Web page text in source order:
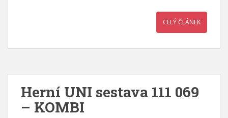
CELÝ ČLÁNEK
Herní UNI sestava 111 069
– KOMBI